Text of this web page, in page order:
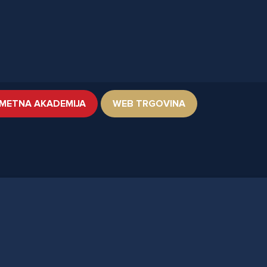
AKADEMIJA WEB TRGOVINA